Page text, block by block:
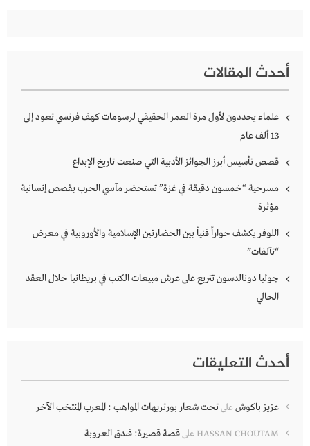
أحدث المقالات
علماء يحددون لأول مرة العمر الحقيقي لرسومات كهف فرنسي تعود إلى
13 ألف عام
قصص تأسيس أبرز الجوائز الأدبية التي صنعت تاريخ الإبداع
مسرحية “خمسون دقيقة في غزة” تستحضر مآسي الحرب بقصص إنسانية
مؤثرة
اللوفر يكشف حواراً فنياً بين الحضارتين الإسلامية والأوروبية في معرض
“تآلفات”
جوليا دونالدسون تتربع على عرش مبيعات الكتب في بريطانيا خلال العقد
الحالي
أحدث التعليقات
عزيز باكوش علىتحت شعار بورتريهات المواهب : المغرب المنتخب الآخر
HASSAN CHOUTAM علىقصة قصيرة: فندق العروبة